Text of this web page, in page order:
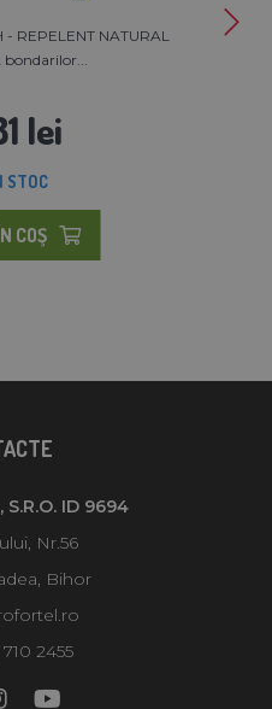
REPELENT NATURAL
lei
STOC
COŞ
S.R.O. ID 9694
Nr.56
Bihor
2455